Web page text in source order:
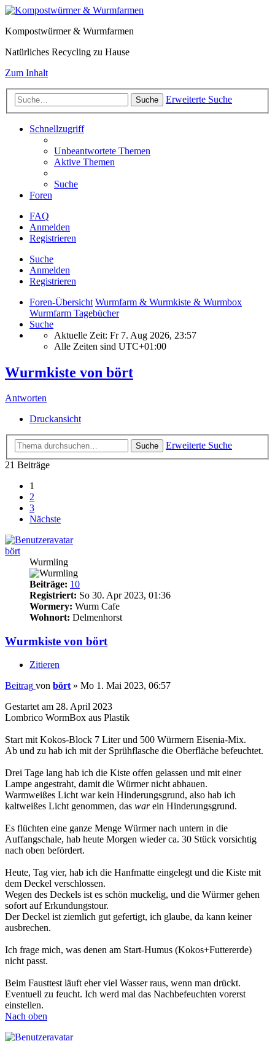
Kompostwürmer & Wurmfarmen
Natürliches Recycling zu Hause
Zum Inhalt
Suche Erweiterte Suche
Schnellzugriff
Unbeantwortete Themen
Aktive Themen
Suche
Foren
FAQ
Anmelden
Registrieren
Suche
Anmelden
Registrieren
Foren-Übersicht Wurmfarm & Wurmkiste & Wurmbox
Wurmfarm Tagebücher
Suche
Aktuelle Zeit: Fr 7. Aug 2026, 23:57
Alle Zeiten sind UTC+01:00
Wurmkiste von bört
Antworten
Druckansicht
Suche
Erweiterte Suche
21 Beiträge
1
2
3
Nächste
bört
Wurmling
Beiträge: 10
Registriert: So 30. Apr 2023, 01:36
Wormery: Wurm Cafe
Wohnort: Delmenhorst
Wurmkiste von bört
Zitieren
Beitrag von bört» Mo 1. Mai 2023, 06:57
Gestartet am 28. April 2023
Lombrico WormBox aus Plastik
Start mit Kokos-Block 7 Liter und 500 Würmern Eisenia-Mix.
Ab und zu hab ich mit der Sprühflasche die Oberfläche befeuchtet.
Drei Tage lang hab ich die Kiste offen gelassen und mit einer
Lampe angestraht, damit die Würmer nicht abhauen.
Warmweißes Licht war kein Hinderungsgrund, also hab ich
kaltweißes Licht genommen, das warein Hinderungsgrund.
Es flüchten eine ganze Menge Würmer nach untern in die
Auffangschale, hab heute Morgen wieder ca. 30 Stück vorsichtig
nach oben befördert.
Heute, Tag vier, hab ich die Hanfmatte eingelegt und die Kiste mit
dem Deckel verschlossen.
Wegen des Deckels ist es schön muckelig, und die Würmer gehen
sofort auf Erkundungstour.
Der Deckel ist ziemlich gut gefertigt, ich glaube, da kann keiner
ausbrechen.
Ich frage mich, was denen am Start-Humus (Kokos+Futtererde)
nicht passt.
Beim Fausttest läuft eher viel Wasser raus, wenn man drückt.
Eventuell zu feucht. Ich werd mal das Nachbefeuchten vorerst
einstellen.
Nach oben